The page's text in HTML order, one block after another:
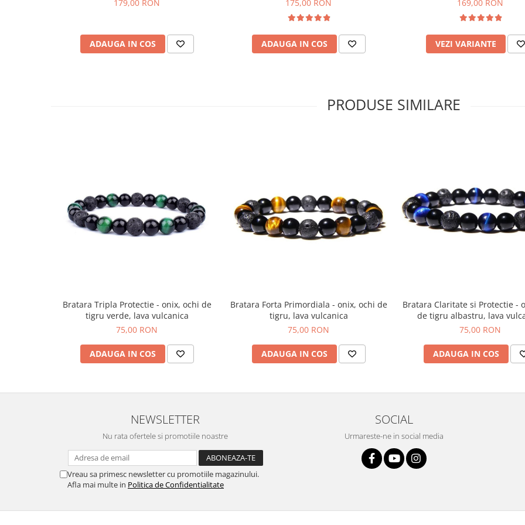
179,00 RON
ADAUGA IN COS
175,00 RON
ADAUGA IN COS
169,00 RON
VEZI VARIANTE
PRODUSE SIMILARE
Bratara Tripla Protectie - onix, ochi de
tigru verde, lava vulcanica
75,00 RON
ADAUGA IN COS
Bratara Forta Primordiala - onix, ochi de
tigru, lava vulcanica
75,00 RON
ADAUGA IN COS
Bratara Claritate si Protectie -
de tigru albastru, lava
75,00 RON
ADAUGA IN COS
NEWSLETTER
Nu rata ofertele si promotiile noastre
Vreau sa primesc newsletter cu promotiile magazinului.
Afla mai multe in Politica de Confidentialitate
SOCIAL
Urmareste-ne in social media